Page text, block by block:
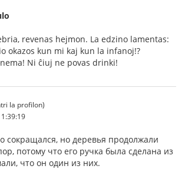
revenas hejmon. La edzino lamentas:
okazos kun mi kaj kun la infanoj!?
Ni ĉiuj ne povas drinki!
la profilon)
сокращался, но деревья продолжали
потому что его ручка была сделана из
что он один из них.